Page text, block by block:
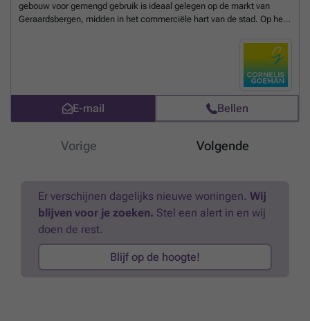
gebouw voor gemengd gebruik is ideaal gelegen op de markt van
Geraardsbergen, midden in het commerciële hart van de stad. Op het
zichtbaarheid en passage. De woning zelf omvat 2badkamers, keuken
en vijf slaapkamers, wat ruime mogelijkheden biedt voor kamer- of
residentiële verhuur. Dankzij de aanwezige lift is het pand bovendien
vlot toegankelijk. Een unieke opportuniteit voor wie wonen,
ondernemen en investeren wil combineren op een centrale ligging.
Interesse? Contacteer Katrien vandaag nog voor een persoonlijke
rondleiding. ### – ### Vraagprijs: €299.000Meer weten?
E-mail Bellen
Vorige Volgende
Er verschijnen dagelijks nieuwe woningen. Wij
blijven voor je zoeken. Stel een alert in en wij
doen de rest.
Blijf op de hoogte!